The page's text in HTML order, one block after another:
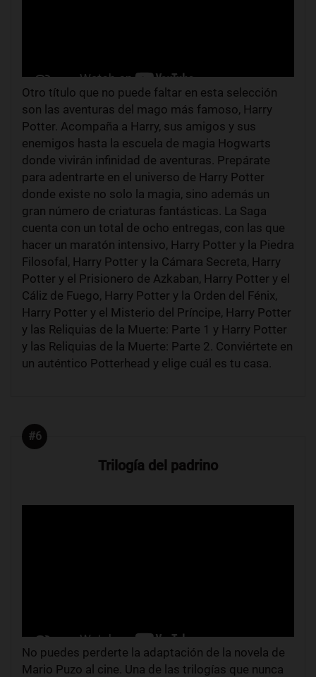
Otro título que no puede faltar en esta selección
son las aventuras del mago más famoso, Harry
Potter. Acompaña a Harry, sus amigos y sus
enemigos hasta la escuela de magia Hogwarts
donde vivirán infinidad de aventuras. Prepárate
para adentrarte en el universo de Harry Potter
donde existe no solo la magia, sino además un
gran número de criaturas fantásticas. La Saga
cuenta con un total de ocho entregas, con las que
hacer un maratón intensivo, Harry Potter y la Piedra
Filosofal, Harry Potter y la Cámara Secreta, Harry
Potter y el Prisionero de Azkaban, Harry Potter y el
Cáliz de Fuego, Harry Potter y la Orden del Fénix,
Harry Potter y el Misterio del Príncipe, Harry Potter
y las Reliquias de la Muerte: Parte 1 y Harry Potter
y las Reliquias de la Muerte: Parte 2. Conviértete en
un auténtico Potterhead y elige cuál es tu casa.
#6
Trilogía del padrino
No puedes perderte la adaptación de la novela de
Mario Puzo al cine. Una de las trilogías que nunca